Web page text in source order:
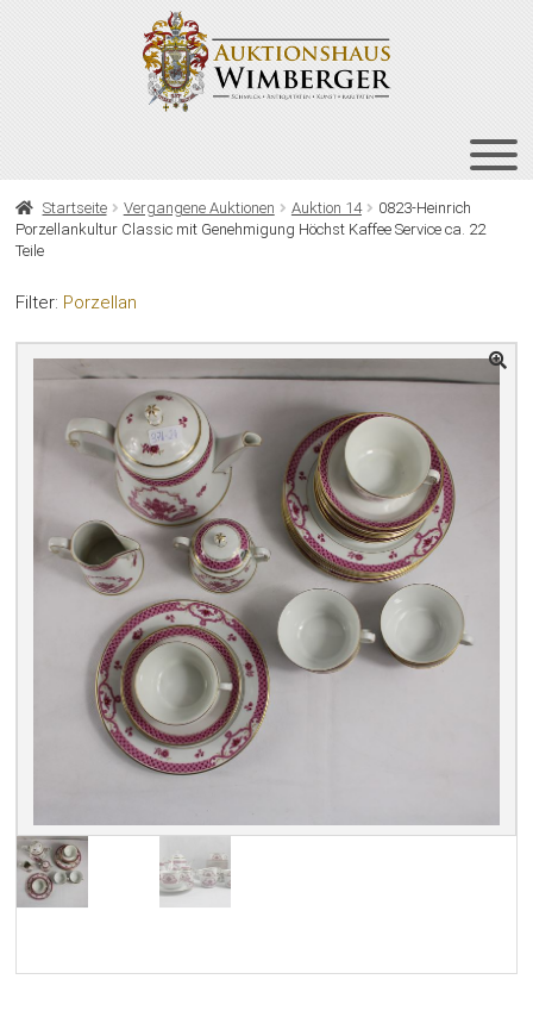
HOME
AUKTIONEN
BIETEN
VERGANGENE AUKTIONEN
ÜBER UNS
KONTAKT
NEWSLETTER
Startseite Vergangene Auktionen Auktion 14
0823-Heinrich
Porzellankultur Classic mit Genehmigung Höchst Kaffee Service ca. 22
Teile
Filter: Porzellan